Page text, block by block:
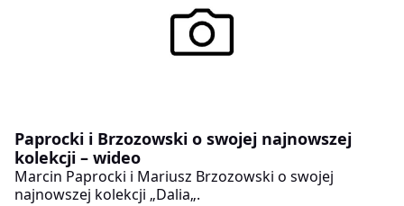
Paprocki i Brzozowski o swojej najnowszej
kolekcji – wideo
Marcin Paprocki i Mariusz Brzozowski o swojej
najnowszej kolekcji „Dalia„.